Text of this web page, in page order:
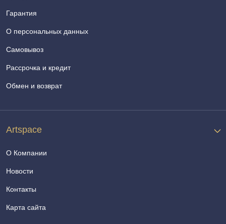
Гарантия
О персональных данных
Самовывоз
Рассрочка и кредит
Обмен и возврат
Artspace
О Компании
Новости
Контакты
Карта сайта